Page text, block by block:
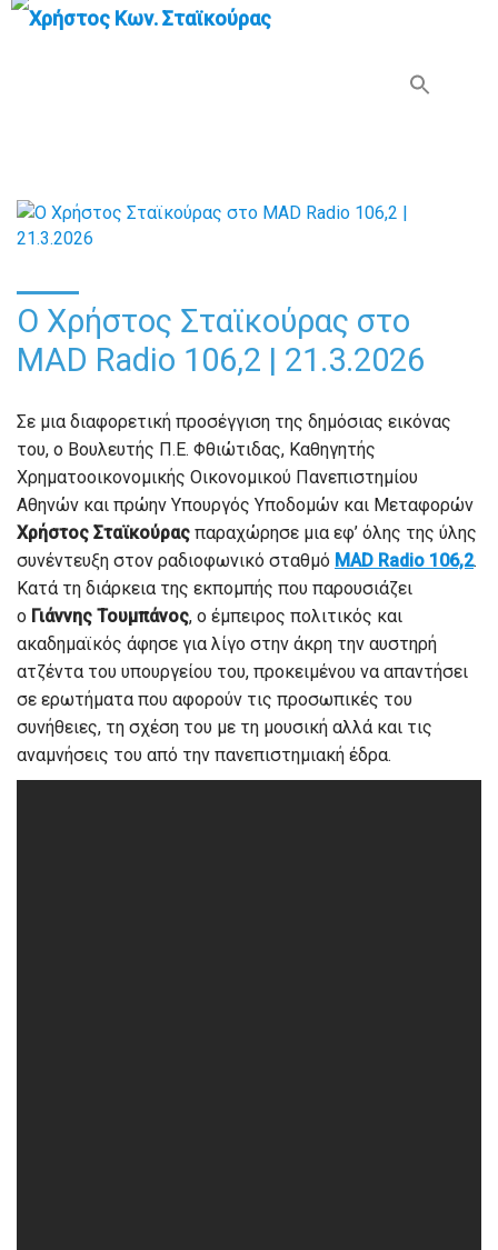
O Χρήστος Σταϊκούρας στο
MAD Radio 106,2 | 21.3.2026
Σε μια διαφορετική προσέγγιση της δημόσιας εικόνας
του, ο Βουλευτής Π.Ε. Φθιώτιδας, Καθηγητής
Χρηματοοικονομικής Οικονομικού Πανεπιστημίου
Αθηνών και πρώην Υπουργός Υποδομών και Μεταφορών
Χρήστος Σταϊκούρας παραχώρησε μια εφ’ όλης της ύλης
συνέντευξη στον ραδιοφωνικό σταθμό MAD Radio 106,2.
Κατά τη διάρκεια της εκπομπής που παρουσιάζει
ο Γιάννης Τουμπάνος, ο έμπειρος πολιτικός και
ακαδημαϊκός άφησε για λίγο στην άκρη την αυστηρή
ατζέντα του υπουργείου του, προκειμένου να απαντήσει
σε ερωτήματα που αφορούν τις προσωπικές του
συνήθειες, τη σχέση του με τη μουσική αλλά και τις
αναμνήσεις του από την πανεπιστημιακή έδρα.